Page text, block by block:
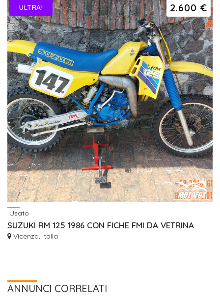
2.600 €
ULTRA!
Usato
SUZUKI RM 125 1986 CON FICHE FMI DA VETRINA
Vicenza, Italia
ANNUNCI CORRELATI